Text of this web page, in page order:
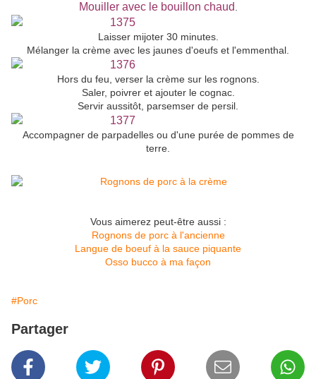
Mouiller avec le bouillon chaud
Laisser mijoter 30 minutes.
Mélanger la crème avec les jaunes d'oeufs et l'emmenthal.
Hors du feu, verser la crème sur les rognons.
Saler, poivrer et ajouter le cognac.
Servir aussitôt, parsemser de persil.
Accompagner de parpadelles ou d'une purée de pommes de
terre.
Vous aimerez peut-être aussi :
Rognons de porc à l'ancienne
Langue de boeuf à la sauce piquante
Osso bucco à ma façon
#Porc
Partager